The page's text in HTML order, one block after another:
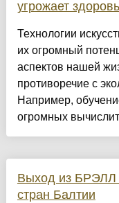
угрожает
Технологии
их огромный
аспектов нашей
противоречие с
Например,
огромных
Выход из БРЭЛЛ
стран Балтии